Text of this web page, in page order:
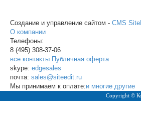
Создание и управление сайтом - CMS
О компании
Телефоны:
8 (495) 308-37-06
все контакты Публичная оферта
skype: edgesales
почта: sales@siteedit.ru
Мы принимаем к оплате:и многие другие
Copyright ©